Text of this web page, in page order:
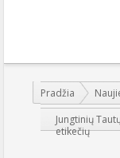
Jūs esate čia:
Pradžia
Jungtinių
etikečių